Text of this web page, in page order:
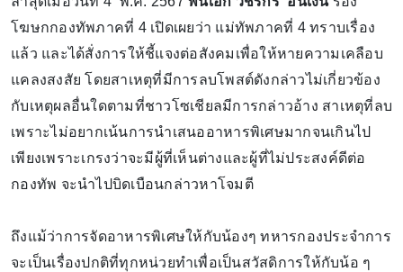
โฆษกกองทัพภาคที่ 4 เปิดเผยว่า แม่ทัพภาคที่ 4 ทราบเรื่อง
แล้ว และได้สั่งการให้ชี้แจงต่อสังคมเพื่อให้หายความเคลือบ
แคลงสงสัย โดยสาเหตุที่มีการลบโพสต์ดังกล่าวไม่เกี่ยวข้อง
กับเหตุผลอื่นใดตามที่ชาวโซเชียลมีการกล่าวอ้าง สาเหตุที่ลบ
เพราะไม่อยากเน้นการนำเสนออาหารพิเศษมากจนเกินไป
เพียงเพราะเกรงว่าจะมีผู้ที่เห็นต่างและผู้ที่ไม่ประสงค์ดีต่อ
กองทัพ จะนำไปบิดเบือนกล่าวหาโจมตี
ถึงแม้ว่าการจัดอาหารพิเศษให้กับน้องๆ ทหารกองประจำการ
จะเป็นเรื่องปกติที่ทุกหน่วยทำเพื่อเป็นสวัสดิการให้กับน้อ ๆ